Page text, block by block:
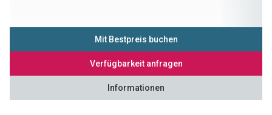
Mit Bestpreis buchen
Verfügbarkeit anfragen
Informationen